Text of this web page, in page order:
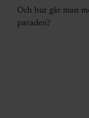
Och hur går man
paraden?